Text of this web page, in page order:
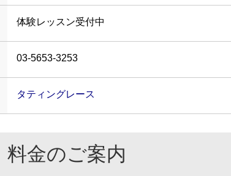
体験レッスン受付中
03-5653-3253
タティングレース
料金のご案内